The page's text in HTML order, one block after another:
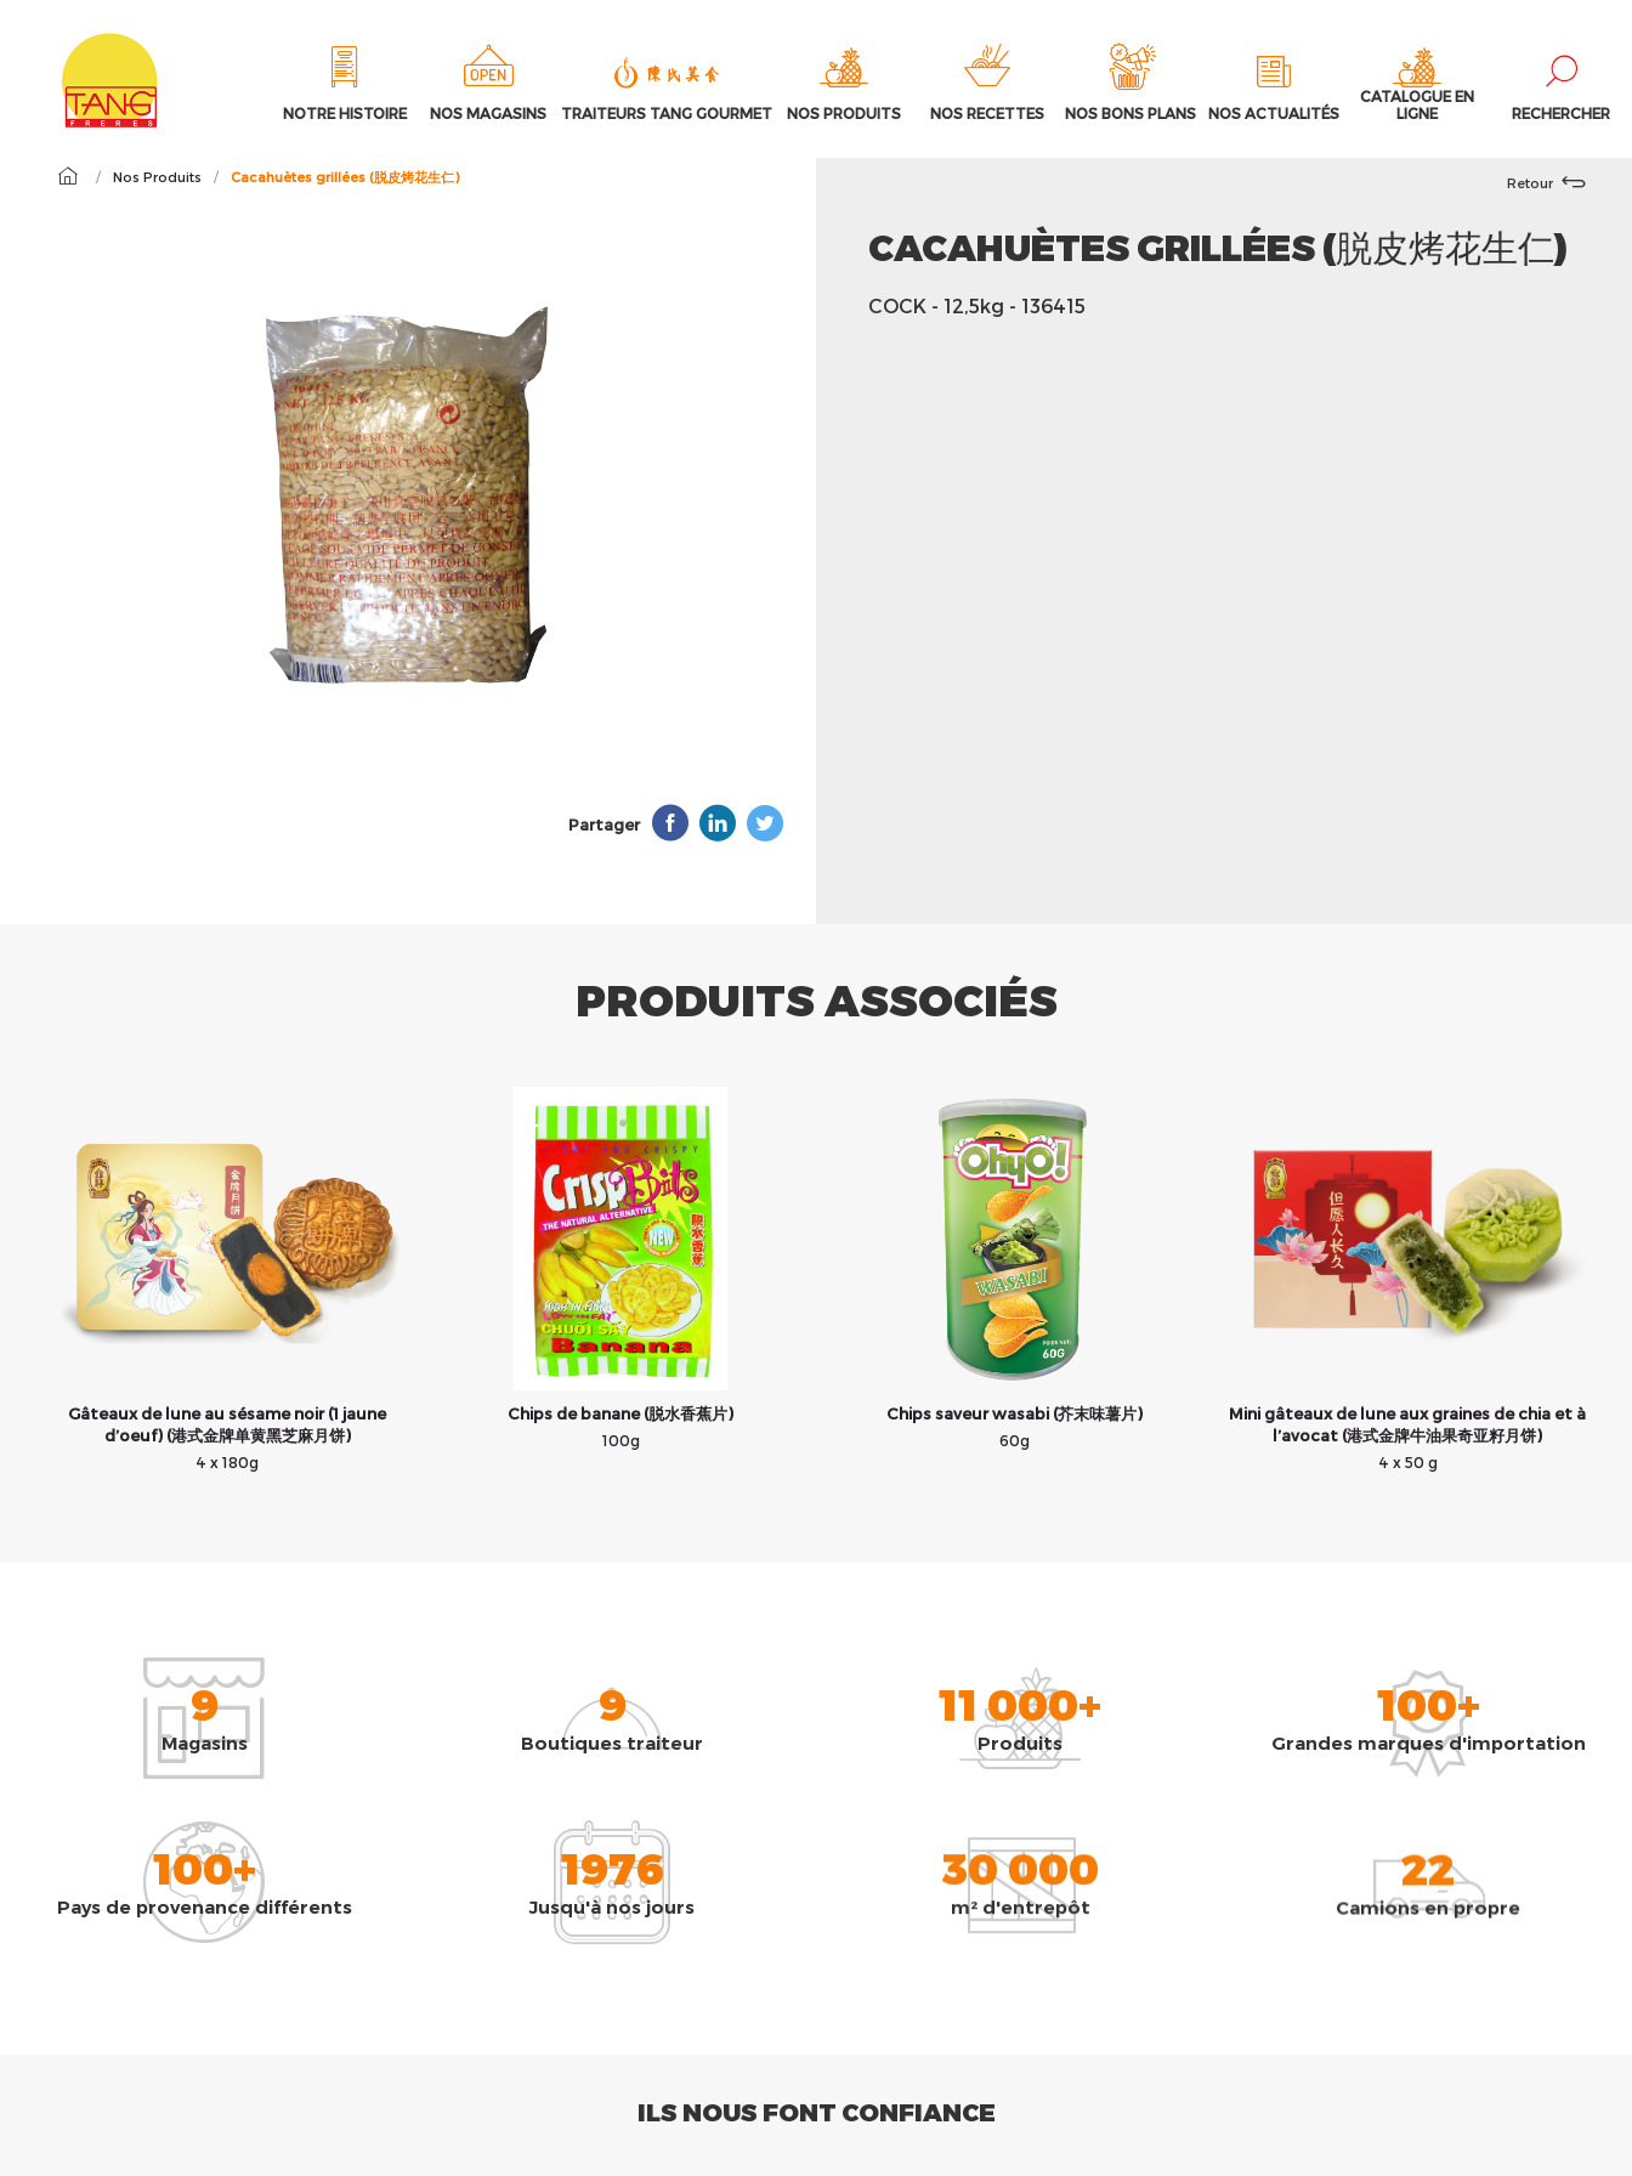
NOTRE HISTOIRE NOS MAGASINS TRAITEURS TANG GOURMET NOS PRODUITS NOS RECETTES NOS BONS PLANS NOS ACTUALITÉS
CATALOGUE EN
LIGNE
RECHERCHER
/ Nos Produits / Cacahuètes grillées (脱皮烤花生仁)
Partager
Retour
CACAHUÈTES GRILLÉES (脱皮烤花生仁)
COCK - 12,5kg - 136415
PRODUITS ASSOCIÉS
Gâteaux de lune au sésame noir (1 jaune
d’oeuf) (港式金牌单黄黑芝麻月饼)
4 x 180g
Chips de banane (脱水香蕉片)
100g
Chips saveur wasabi (芥末味薯片)
60g
Mini gâteaux de lune aux graines de chia et à
l’avocat (港式金牌牛油果奇亚籽月饼)
4 x 50 g
9
Magasins
9
Boutiques traiteur
11 000+
Produits
100+
Grandes marques d'importation
100+
Pays de provenance différents
1976
Jusqu'à nos jours
30 000
m² d'entrepôt
22
Camions en propre
ILS NOUS FONT CONFIANCE